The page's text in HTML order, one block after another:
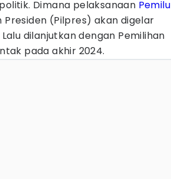
Dimana pelaksanaan Pemilu
(Pilpres) akan digelar
dilanjutkan dengan Pemilihan
pada akhir 2024.